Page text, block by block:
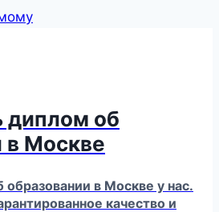
диплом об
в Москве
в Москве у нас.
качество и